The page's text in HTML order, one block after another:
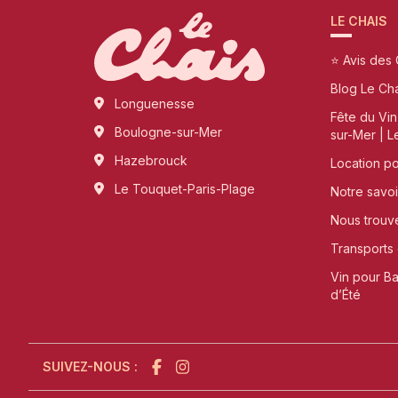
Longuenesse
Boulogne-sur-Mer
Hazebrouck
Le Touquet-Paris-Plage
LE CHAIS
⭐ Avis des
Blog Le
Fête du
sur-Mer |
Location
Notre
Nous
Transports
Vin pour
d’Été
SUIVEZ-NOUS :